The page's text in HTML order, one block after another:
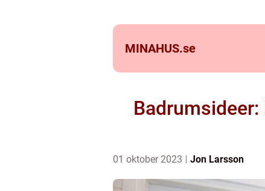
MINAHUS.se
01 oktober 2023 Jon Larsson